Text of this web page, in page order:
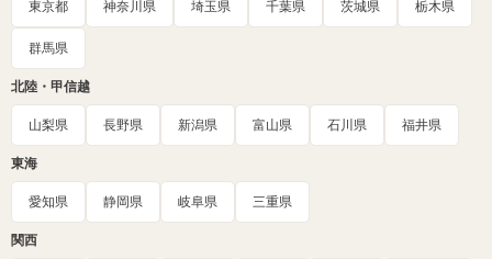
東京都 神奈川県 埼玉県 千葉県 茨城県 栃木県
群馬県
北陸・甲信越
山梨県 長野県 新潟県 富山県 石川県 福井県
東海
愛知県 静岡県 岐阜県 三重県
関西